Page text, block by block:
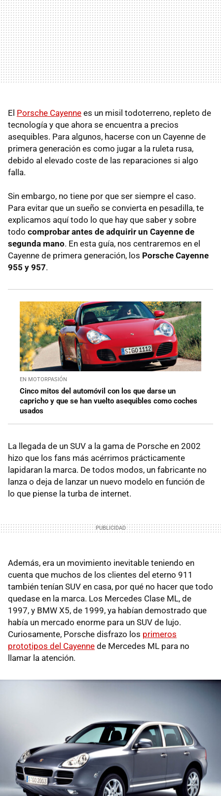
El Porsche Cayenne es un misil todoterreno, repleto de
tecnología y que ahora se encuentra a precios
asequibles. Para algunos, hacerse con un Cayenne de
primera generación es como jugar a la ruleta rusa,
debido al elevado coste de las reparaciones si algo
falla.
Sin embargo, no tiene por que ser siempre el caso.
Para evitar que un sueño se convierta en pesadilla, te
explicamos aquí todo lo que hay que saber y sobre
todo comprobar antes de adquirir un Cayenne de
segunda mano. En esta guía, nos centraremos en el
Cayenne de primera generación, los Porsche Cayenne
955 y 957.
EN MOTORPASIÓN
Cinco mitos del automóvil con los que darse un
capricho y que se han vuelto asequibles como coches
usados
La llegada de un SUV a la gama de Porsche en 2002
hizo que los fans más acérrimos prácticamente
lapidaran la marca. De todos modos, un fabricante no
lanza o deja de lanzar un nuevo modelo en función de
lo que piense la turba de internet.
Además, era un movimiento inevitable teniendo en
cuenta que muchos de los clientes del eterno 911
también tenían SUV en casa, por qué no hacer que todo
quedase en la marca. Los Mercedes Clase ML, de
1997, y BMW X5, de 1999, ya habían demostrado que
había un mercado enorme para un SUV de lujo.
Curiosamente, Porsche disfrazo los primeros
prototipos del Cayenne de Mercedes ML para no
llamar la atención.